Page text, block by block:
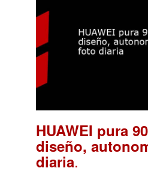
HUAWEI pura
diseño,
diaria.